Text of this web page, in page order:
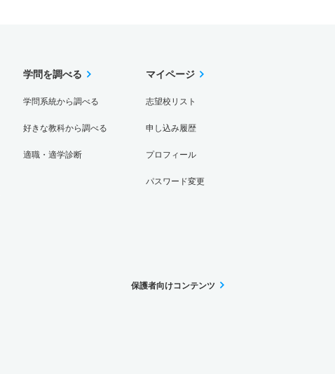
学問を調べる
学問系統から調べる
好きな教科から調べる
適職・適学診断
マイページ
志望校リスト
申し込み履歴
プロフィール
パスワード変更
保護者向けコンテンツ